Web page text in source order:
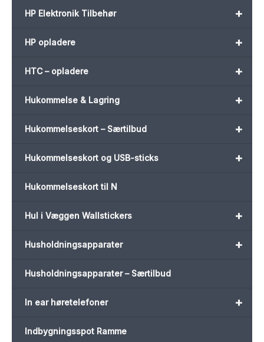
+
HP Elektronik Tilbehør
+
HP opladere
+
HTC – opladere
+
Hukommelse & Lagring
+
Hukommelseskort – Særtilbud
+
Hukommelseskort og USB-sticks
Hukommelseskort til N
+
Hul i Væggen Wallstickers
+
Husholdningsapparater
Husholdningsapparater – Særtilbud
+
In ear høretelefoner
Indbygningsspot Ramme